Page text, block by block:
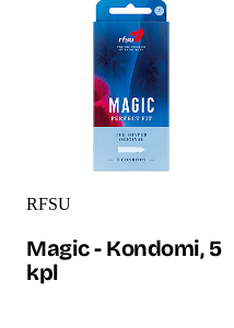
RFSU
Magic - Kondomi, 5
kpl